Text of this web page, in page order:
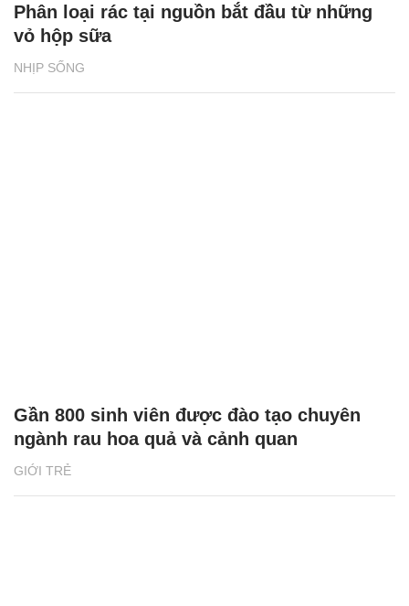
NHỊP SỐNG
Phân loại rác tại nguồn bắt đầu từ những
vỏ hộp sữa
GIỚI TRẺ
Gần 800 sinh viên được đào tạo chuyên
ngành rau hoa quả và cảnh quan